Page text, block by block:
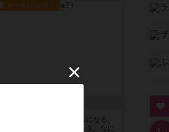
ルール/インスト
フツーの雑談が推理ゲームになる、
気持ち味わう不思議なカルタ。なに